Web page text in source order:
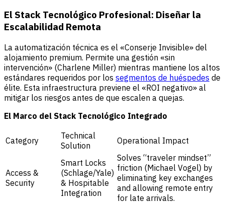
El Stack Tecnológico Profesional: Diseñar la
Escalabilidad Remota
La automatización técnica es el «Conserje Invisible» del
alojamiento premium. Permite una gestión «sin
intervención» (Charlene Miller) mientras mantiene los altos
estándares requeridos por los segmentos de huéspedes de
élite. Esta infraestructura previene el «ROI negativo» al
mitigar los riesgos antes de que escalen a quejas.
El Marco del Stack Tecnológico Integrado
Category
Technical
Solution
Operational Impact
Access &
Security
Smart Locks
(Schlage/Yale)
& Hospitable
Integration
Solves “traveler mindset”
friction (Michael Vogel) by
eliminating key exchanges
and allowing remote entry
for late arrivals.